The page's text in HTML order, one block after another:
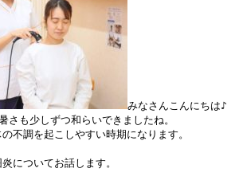
みなさんこんにちは♪
さも少しずつ和らいできましたね。
不調を起こしやすい時期になります。
についてお話します。